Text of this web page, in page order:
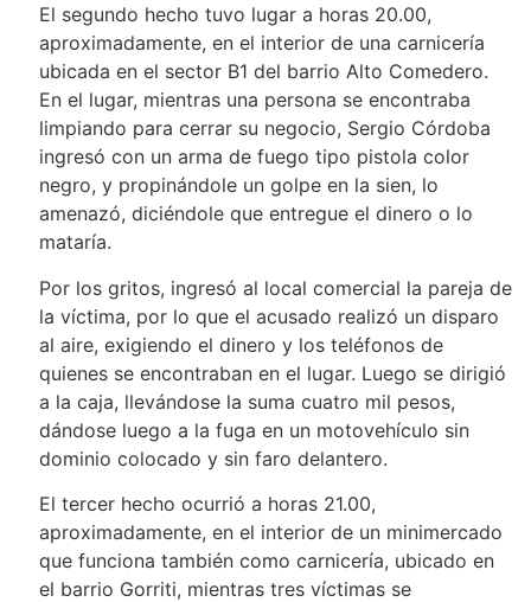
El segundo hecho tuvo lugar a horas 20.00,
aproximadamente, en el interior de una carnicería
ubicada en el sector B1 del barrio Alto Comedero.
En el lugar, mientras una persona se encontraba
limpiando para cerrar su negocio, Sergio Córdoba
ingresó con un arma de fuego tipo pistola color
negro, y propinándole un golpe en la sien, lo
amenazó, diciéndole que entregue el dinero o lo
mataría.
Por los gritos, ingresó al local comercial la pareja de
la víctima, por lo que el acusado realizó un disparo
al aire, exigiendo el dinero y los teléfonos de
quienes se encontraban en el lugar. Luego se dirigió
a la caja, llevándose la suma cuatro mil pesos,
dándose luego a la fuga en un motovehículo sin
dominio colocado y sin faro delantero.
El tercer hecho ocurrió a horas 21.00,
aproximadamente, en el interior de un minimercado
que funciona también como carnicería, ubicado en
el barrio Gorriti, mientras tres víctimas se